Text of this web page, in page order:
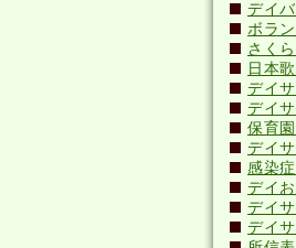
デイ
ボラ
さく
日本
デイ
デイ
保育
デイ
感染
デイ
デイ
デイ